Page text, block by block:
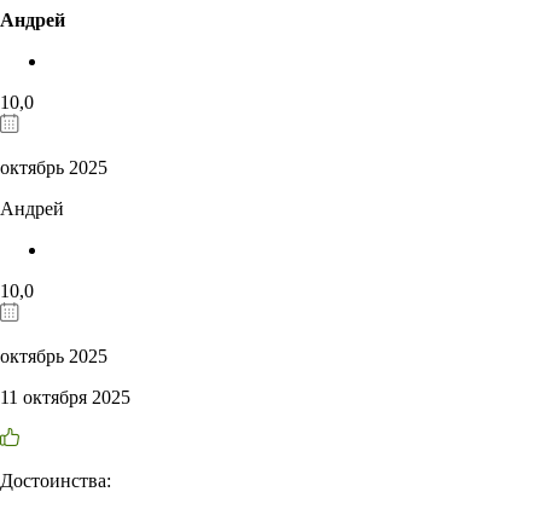
Андрей
10,0
октябрь 2025
Андрей
10,0
октябрь 2025
11 октября 2025
Достоинства: